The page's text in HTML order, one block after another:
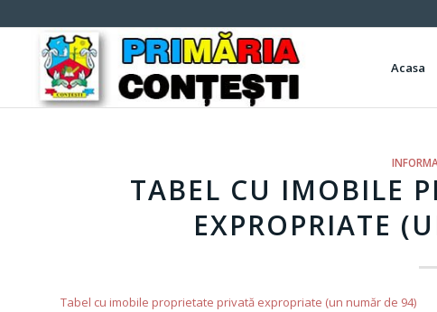
Acasa
TABEL CU IMOBILE
EXPROPRIATE
Tabel cu imobile proprietate privată expropriate (un număr de 94)